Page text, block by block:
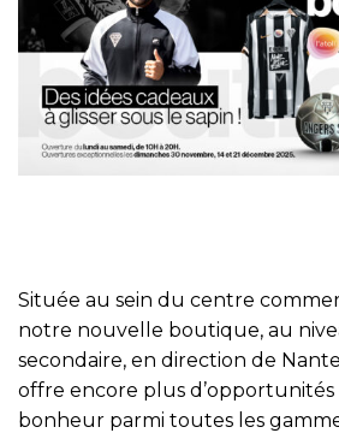
Située au sein du centre
notre nouvelle boutique, au
secondaire, en direction de
offre encore plus
bonheur parmi toutes les